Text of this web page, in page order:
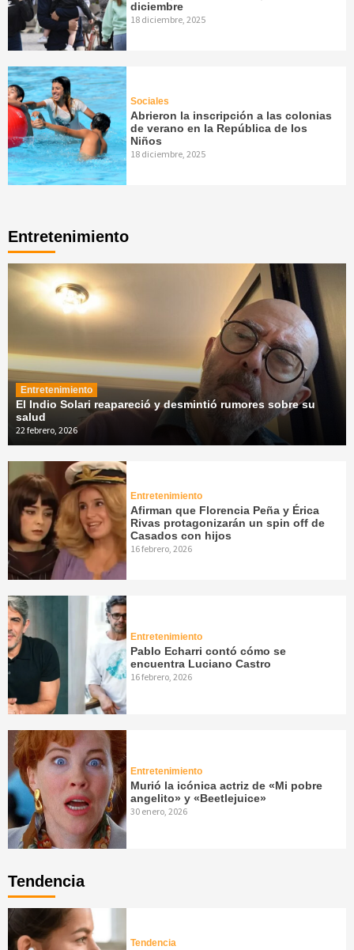
diciembre
18 diciembre, 2025
Sociales
Abrieron la inscripción a las colonias
de verano en la República de los
Niños
18 diciembre, 2025
Entretenimiento
Entretenimiento
El Indio Solari reapareció y desmintió rumores sobre su
salud
22 febrero, 2026
Entretenimiento
Afirman que Florencia Peña y Érica
Rivas protagonizarán un spin off de
Casados con hijos
16 febrero, 2026
Entretenimiento
Pablo Echarri contó cómo se
encuentra Luciano Castro
16 febrero, 2026
Entretenimiento
Murió la icónica actriz de «Mi pobre
angelito» y «Beetlejuice»
30 enero, 2026
Tendencia
Tendencia